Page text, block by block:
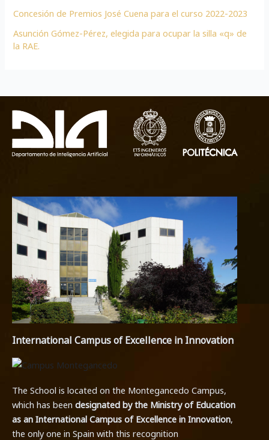
Concesión de Premios José Cuena para el curso 2022-2023
Asunción Gómez-Pérez, elegida para ocupar la silla «q» de
la RAE.
International Campus of Excellence in Innovation
The School is located on the Montegancedo Campus,
which has been designated by the Ministry of Education
as an International Campus of Excellence in Innovation,
the only one in Spain with this recognition.